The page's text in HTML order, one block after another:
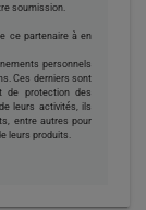
soumission.
ce partenaire à en
personnels
Ces derniers sont
de protection des
leurs activités, ils
entre autres pour
leurs produits.